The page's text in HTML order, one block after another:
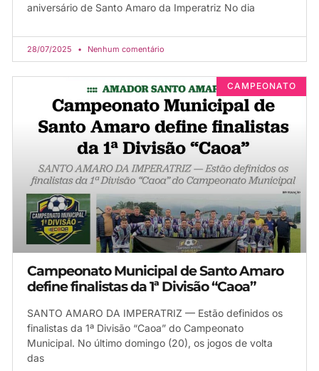
aniversário de Santo Amaro da Imperatriz No dia
28/07/2025 Nenhum comentário
CAMPEONATO
Campeonato Municipal de Santo Amaro
define finalistas da 1ª Divisão “Caoa”
SANTO AMARO DA IMPERATRIZ — Estão definidos os
finalistas da 1ª Divisão “Caoa” do Campeonato
Municipal. No último domingo (20), os jogos de volta
das